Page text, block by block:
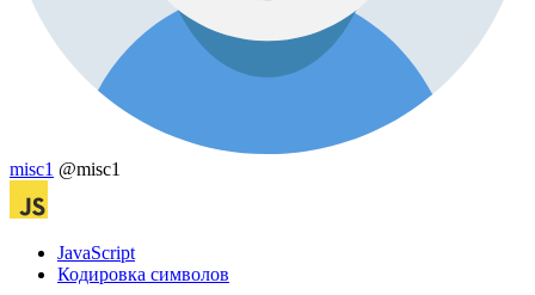
misc1 @misc1
JavaScript
Кодировка символов